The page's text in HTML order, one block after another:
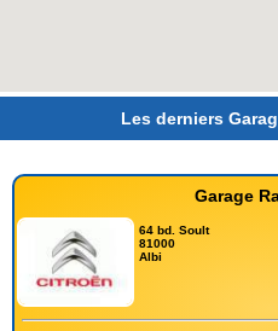
Les derniers
Garage
64 bd. Soult
81000
Albi